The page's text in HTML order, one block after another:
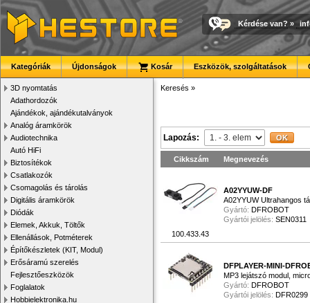
Kérdése van? »
Kategóriák Újdonságok Kosár Eszközök, szolgáltatások
3D nyomtatás
Adathordozók
Ajándékok, ajándékutalványok
Analóg áramkörök
Audiotechnika
Autó HiFi
Biztosítékok
Csatlakozók
Csomagolás és tárolás
Digitális áramkörök
Diódák
Elemek, Akkuk, Töltők
Ellenállások, Potméterek
Építőkészletek (KIT, Modul)
Erősáramú szerelés
Fejlesztőeszközök
Foglalatok
Hobbielektronika.hu
Keresés »
Lapozás:
Cikkszám Megnevezés
100.433.43
A02YYUW-DF
A02YYUW Ultrahangos
Gyártó: DFROBOT
Gyártói jelölés: SEN0311
DFPLAYER-MINI-
MP3 lejátszó modul,
Gyártó: DFROBOT
Gyártói jelölés: DFR0299